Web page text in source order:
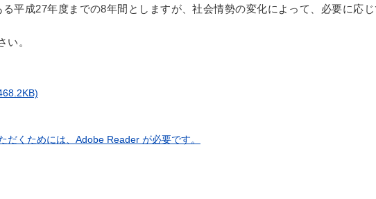
平成27年度までの8年間としますが、社会情勢の変化によって、必要に応じ
い。
だくためには、Adobe Reader が必要です。